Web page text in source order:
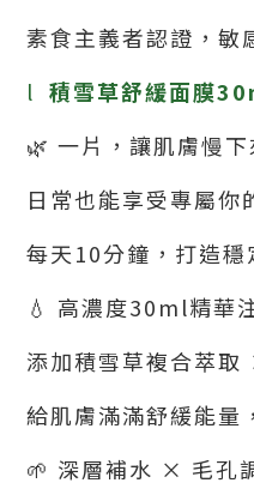
素食主義者認證，敏
l 積雪草舒緩面膜
🌿 一片，讓肌膚慢下
日常也能享受專屬你
每天10分鐘，打造穩
💧 高濃度30ml精華
添加積雪草複合萃
給肌膚滿滿舒緩能量
🌱 深層補水 × 毛孔